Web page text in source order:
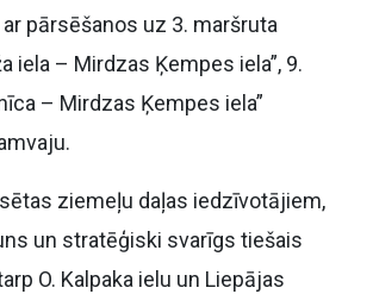
pārsēšanos uz 3. maršruta
iela – Mirdzas Ķempes iela”, 9.
– Mirdzas Ķempes iela”
ziemeļu daļas iedzīvotājiem,
un stratēģiski svarīgs tiešais
O. Kalpaka ielu un Liepājas